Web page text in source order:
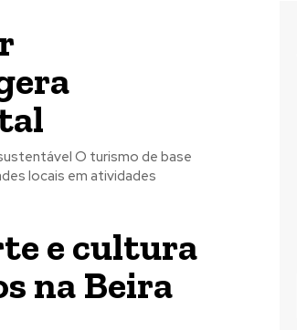
de base
locais em atividades
e cultura
na Beira